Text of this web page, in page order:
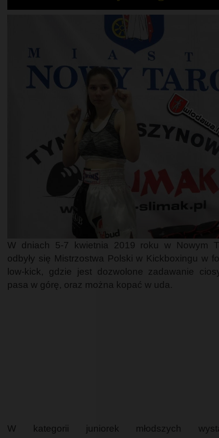
W dniach 5-7 kwietnia 2019 roku w Nowym
odbyły się Mistrzostwa Polski w Kickboxingu w
low-kick, gdzie jest dozwolone zadawanie
pasa w górę, oraz można kopać w uda.
W kategorii juniorek młodszych